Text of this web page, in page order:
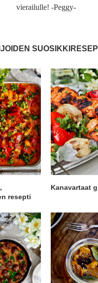
vierailulle! -Peggy-
resepti
Kanavartaat